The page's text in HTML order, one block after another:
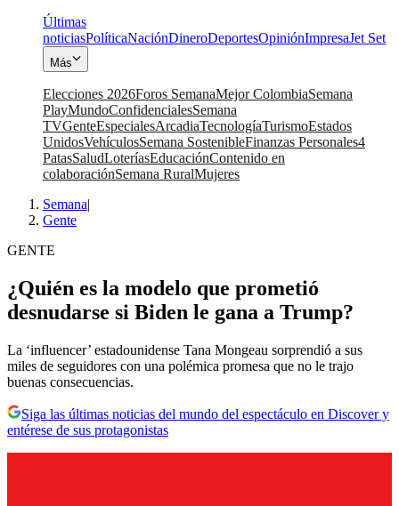
Últimas
noticiasPolíticaNaciónDineroDeportesOpiniónImpresaJet Set
Más
Elecciones 2026Foros SemanaMejor ColombiaSemana
PlayMundoConfidencialesSemana
TVGenteEspecialesArcadiaTecnologíaTurismoEstados
UnidosVehículosSemana SostenibleFinanzas Personales4
PatasSaludLoteríasEducaciónContenido en
colaboraciónSemana RuralMujeres
Semana|
Gente
GENTE
¿Quién es la modelo que prometió
desnudarse si Biden le gana a Trump?
La ‘influencer’ estadounidense Tana Mongeau sorprendió a sus
miles de seguidores con una polémica promesa que no le trajo
buenas consecuencias.
Siga las últimas noticias del mundo del espectáculo en Discover y
entérese de sus protagonistas